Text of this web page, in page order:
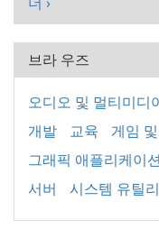
브라 우즈
오디오 및 멀티미디
개발
교육
게임
그래픽 애플리케이션
서버
시스템 유틸